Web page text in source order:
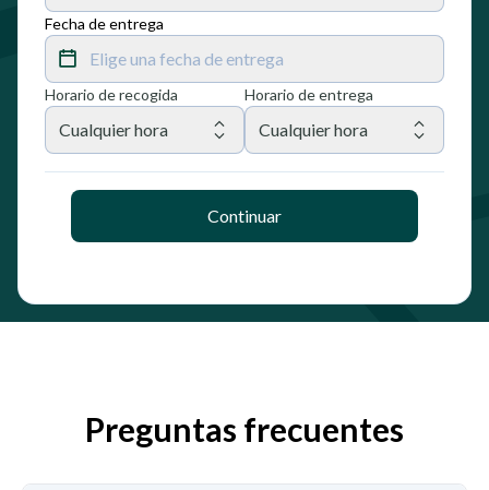
Fecha de entrega
Elige una fecha de entrega
Horario de recogida
Cualquier hora
Horario de entrega
Cualquier hora
Continuar
Preguntas frecuentes